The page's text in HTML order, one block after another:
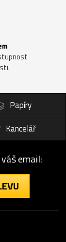
Papíry
Kancelář
email: